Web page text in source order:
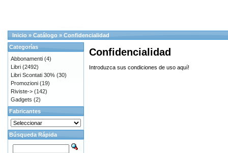
Inicio » Catálogo » Confidencialidad
Confidencialidad
Introduzca sus condiciones de uso aquí!
Categorías
Abbonamenti (4)
Libri (2492)
Libri Scontati 30% (30)
Promozioni (19)
Riviste-> (142)
Gadgets (2)
Fabricantes
Búsqueda Rápida